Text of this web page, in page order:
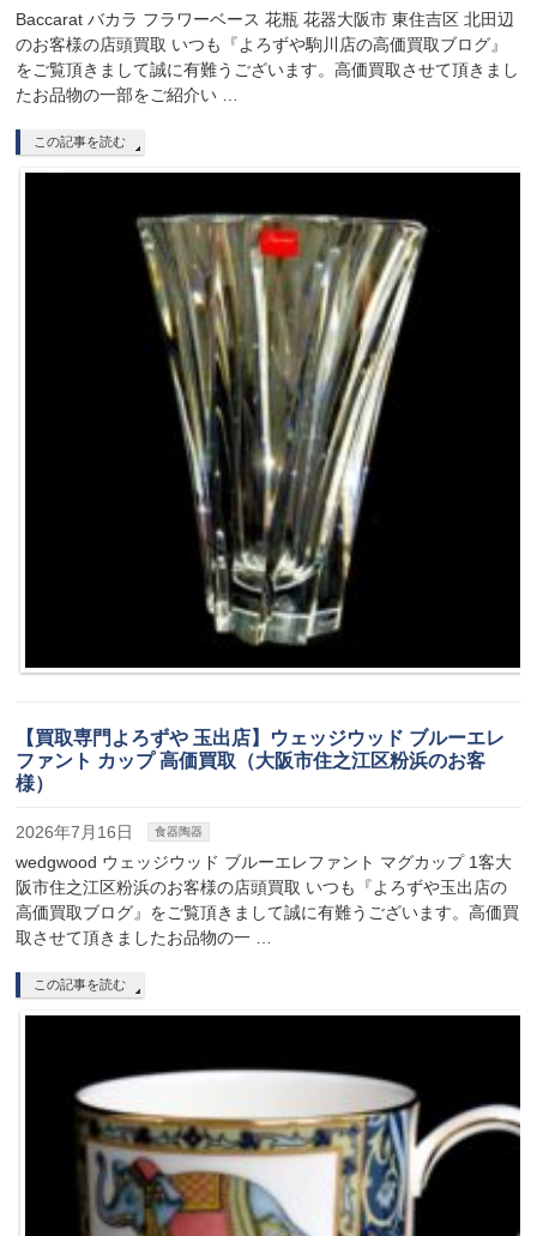
Baccarat バカラ フラワーベース 花瓶 花器大阪市 東住吉区 北田辺
のお客様の店頭買取 いつも『よろずや駒川店の高価買取ブログ』
をご覧頂きまして誠に有難うございます。高価買取させて頂きまし
たお品物の一部をご紹介い …
この記事を読む
【買取専門よろずや 玉出店】ウェッジウッド ブルーエレ
ファント カップ 高価買取（大阪市住之江区粉浜のお客
様）
2026年7月16日 食器陶器
wedgwood ウェッジウッド ブルーエレファント マグカップ 1客大
阪市住之江区粉浜のお客様の店頭買取 いつも『よろずや玉出店の
高価買取ブログ』をご覧頂きまして誠に有難うございます。高価買
取させて頂きましたお品物の一 …
この記事を読む